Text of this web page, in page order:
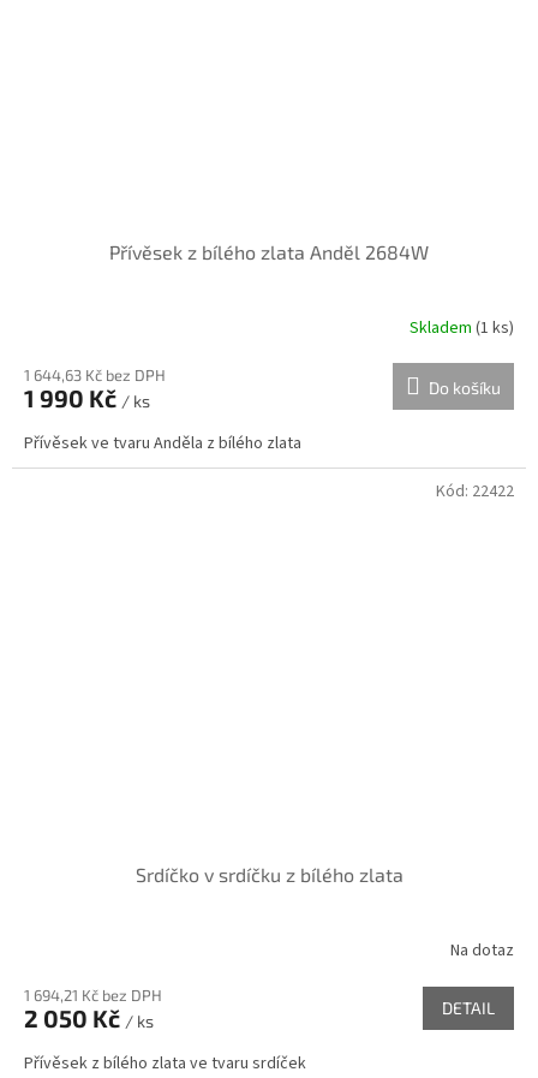
Přívěsek z bílého zlata Anděl 2684W
Skladem (1 ks)
1 644,63 Kč bez DPH
1 990 Kč / ks
Do košíku
Přívěsek ve tvaru Anděla z bílého zlata
Srdíčko v srdíčku z bílého zlata
Na dotaz
1 694,21 Kč bez DPH
2 050 Kč / ks
DETAIL
Přívěsek z bílého zlata ve tvaru srdíček
Kód: 22422